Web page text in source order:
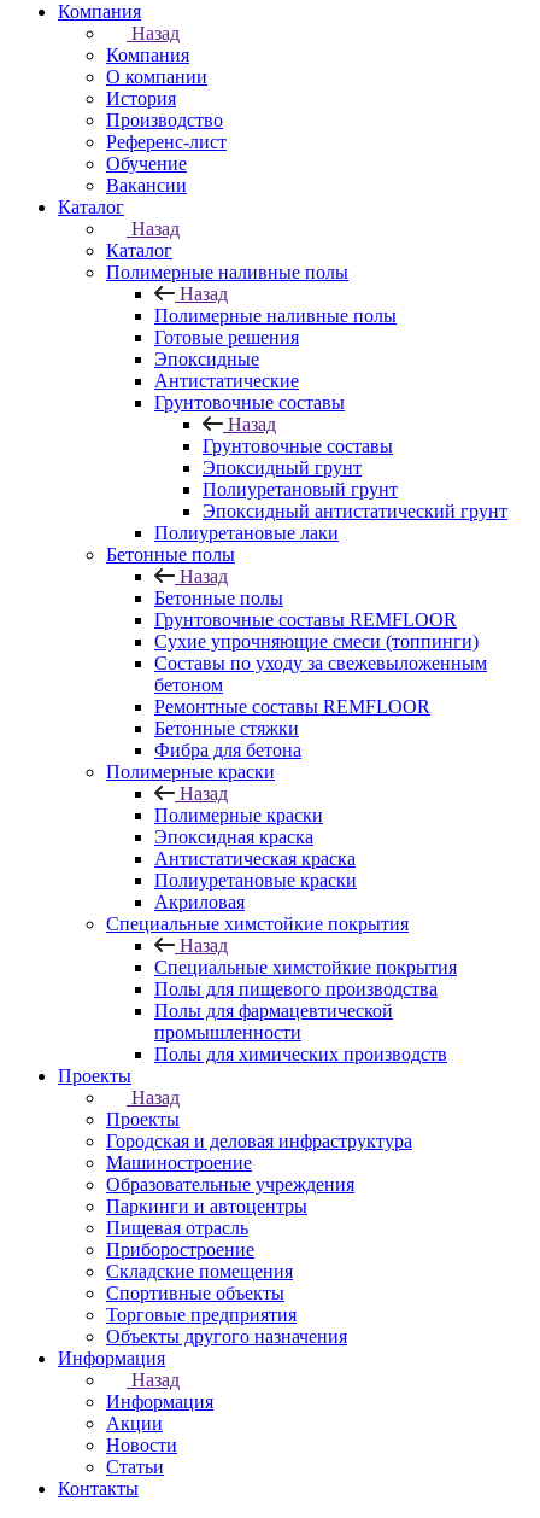
Компания
Назад
Компания
О компании
История
Производство
Референс-лист
Обучение
Вакансии
Каталог
Назад
Каталог
Полимерные наливные полы
Назад
Полимерные наливные полы
Готовые решения
Эпоксидные
Антистатические
Грунтовочные составы
Назад
Грунтовочные составы
Эпоксидный грунт
Полиуретановый грунт
Эпоксидный антистатический грунт
Полиуретановые лаки
Бетонные полы
Назад
Бетонные полы
Грунтовочные составы REMFLOOR
Сухие упрочняющие смеси (топпинги)
Составы по уходу за свежевыложенным
бетоном
Ремонтные составы REMFLOOR
Бетонные стяжки
Фибра для бетона
Полимерные краски
Назад
Полимерные краски
Эпоксидная краска
Антистатическая краска
Полиуретановые краски
Акриловая
Специальные химстойкие покрытия
Назад
Специальные химстойкие покрытия
Полы для пищевого производства
Полы для фармацевтической
промышленности
Полы для химических производств
Проекты
Назад
Проекты
Городская и деловая инфраструктура
Машиностроение
Образовательные учреждения
Паркинги и автоцентры
Пищевая отрасль
Приборостроение
Складские помещения
Спортивные объекты
Торговые предприятия
Объекты другого назначения
Информация
Назад
Информация
Акции
Новости
Статьи
Контакты